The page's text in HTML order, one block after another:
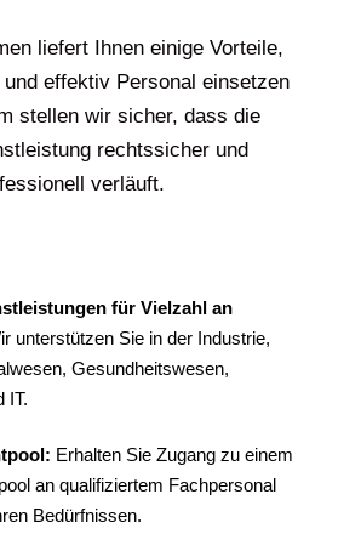
liefert Ihnen einige Vorteile,
effektiv Personal einsetzen
stellen wir sicher, dass die
rechtssicher und
verläuft.
für Vielzahl an
unterstützen Sie in der Industrie,
Gesundheitswesen,
IT.
Erhalten Sie Zugang zu einem
an qualifiziertem Fachpersonal
Bedürfnissen.